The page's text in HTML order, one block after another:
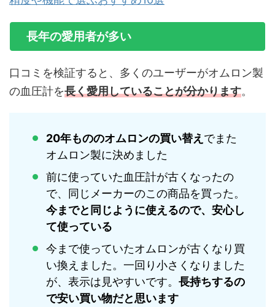
長年の愛用者が多い
口コミを検証すると、多くのユーザーがオムロン製
の血圧計を長く愛用していることが分かります。
20年もののオムロンの買い替え でまた
オムロン製に決めました
前に使っていた血圧計が古くなったの
で、同じメーカーのこの商品を買った。
今までと同じように使えるので、安心し
て使っている
今まで使っていたオムロンが古くなり買
い換えました。一回り小さくなりました
が、表示は見やすいです。 長持ちするの
で安い買い物だと思います